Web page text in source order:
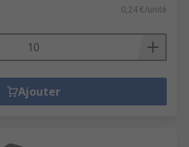
0,24 €/unité
Ajouter